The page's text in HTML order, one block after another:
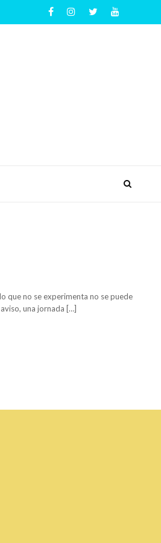
que no se experimenta no se puede
una jornada […]